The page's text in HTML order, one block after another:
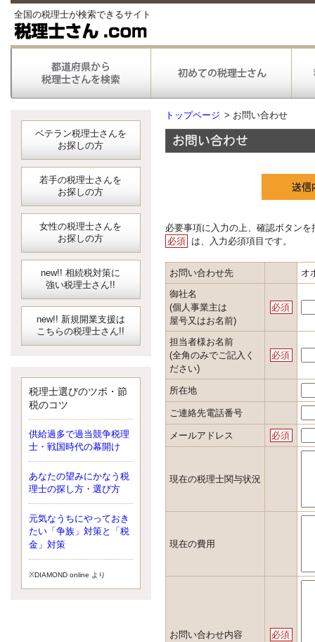
全国の税理士が検索できるサイト
ベテラン税理士さんを
お探しの方
若手の税理士さんを
お探しの方
女性の税理士さんを
お探しの方
new!! 相続税対策に
強い税理士さん!!
new!! 新規開業支援は
こちらの税理士さん!!
税理士選びのツボ・節
税のコツ
供給過多で過当競争税理
士・戦国時代の幕開け
あなたの望みにかなう税
理士の探し方・選び方
元気なうちにやっておき
たい「争族」対策と「税
金」対策
※DIAMOND online より
トップページ > お問い合わせ
必要事項に入力の上、確認ボタンを
必須 は、入力必須項目です。
お問い合わせ先
オ
御社名
(個人事業主は
屋号又はお名前)
必須
担当者様お名前
(全角のみでご記入く
ださい)
必須
所在地
ご連絡先電話番号
メールアドレス 必須
現在の税理士関与状況
現在の費用
お問い合わせ内容 必須